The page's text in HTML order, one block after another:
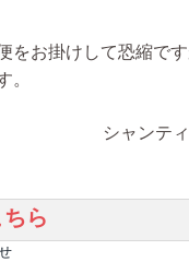
をお掛けして恐縮で
。
シャンテ
ら